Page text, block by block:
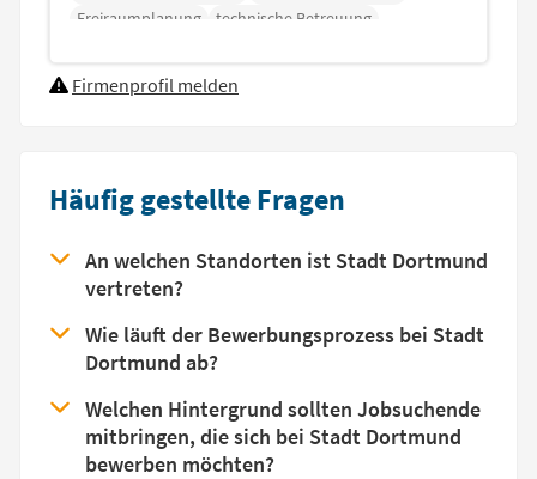
Freiraumplanung
technische Betreuung
Firmenprofil melden
Häufig gestellte Fragen
An welchen Standorten ist Stadt Dortmund
vertreten?
Wie läuft der Bewerbungsprozess bei Stadt
Dortmund ab?
Welchen Hintergrund sollten Jobsuchende
mitbringen, die sich bei Stadt Dortmund
bewerben möchten?